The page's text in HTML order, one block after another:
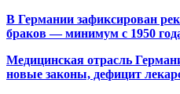
В Германии зафиксирован
браков — минимум с 1950
Медицинская отрасль
новые законы, дефицит